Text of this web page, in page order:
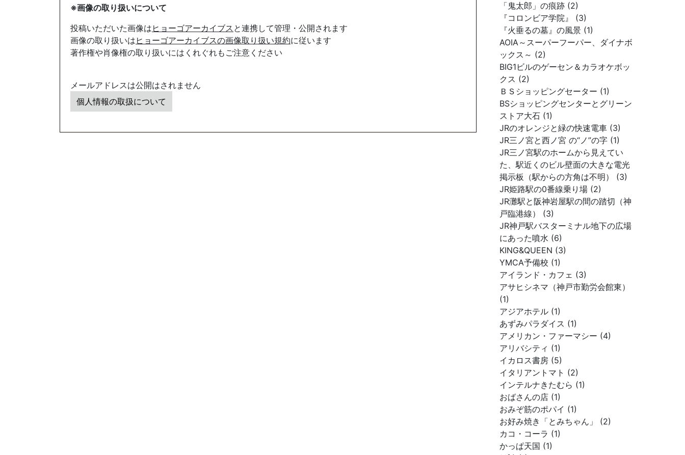
※画像の取り扱いについて
投稿いただいた画像は ヒョーゴアーカイブス と連携して管理・公開されます
画像の取り扱いは ヒョーゴアーカイブスの画像取り扱い規約に従います
著作権や肖像権の取り扱いにはくれぐれもご注意ください
メールアドレスは公開はされません
個人情報の取扱について
「鬼太郎」の痕跡 (2)
『コロンビア学院』 (3)
『火垂るの墓』の風景 (1)
AOIA～スーパーフーパー、ダイナボ
ックス～ (2)
BIG1ビルのゲーセン＆カラオケボッ
クス (2)
ＢＳショッピングセーター (1)
BSショッピングセンターとグリーン
ストア大石 (1)
JRのオレンジと緑の快速電車 (3)
JR三ノ宮と西ノ宮 の“ノ”の字 (1)
JR三ノ宮駅のホームから見えてい
た、駅近くのビル壁面の大きな電光
掲示板（駅からの方角は不明） (3)
JR姫路駅の0番線乗り場 (2)
JR灘駅と阪神岩屋駅の間の踏切（神
戸臨港線） (3)
JR神戸駅バスターミナル地下の広場
にあった噴水 (6)
KING&QUEEN (3)
YMCA予備校 (1)
アイランド・カフェ (3)
アサヒシネマ（神戸市勤労会館東）
(1)
アジアホテル (1)
あずみパラダイス (1)
アメリカン・ファーマシー (4)
アリバシティ (1)
イカロス書房 (5)
イタリアントマト (2)
インテルナきたむら (1)
おばさんの店 (1)
おみぞ筋のポパイ (1)
お好み焼き「とみちゃん」 (2)
カコ・コーラ (1)
かっぱ天国 (1)